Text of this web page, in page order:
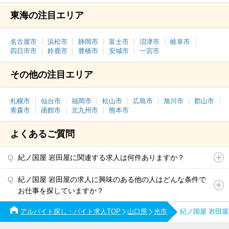
東海の注目エリア
名古屋市 浜松市 静岡市 富士市 沼津市
岐阜市
四日市市
鈴鹿市 豊橋市 安城市 一宮市
その他の注目エリア
札幌市 仙台市 福岡市 松山市 広島市 旭川市
郡山市
青森市
函館市 北九州市 熊本市
よくあるご質問
紀ノ国屋 岩田屋に関連する求人は何件ありますか？
紀ノ国屋 岩田屋の求人に興味のある他の人はどんな条件で
お仕事を探していますか？
アルバイト探し・バイト求人TOP 山口県 光市 紀ノ国屋 岩田